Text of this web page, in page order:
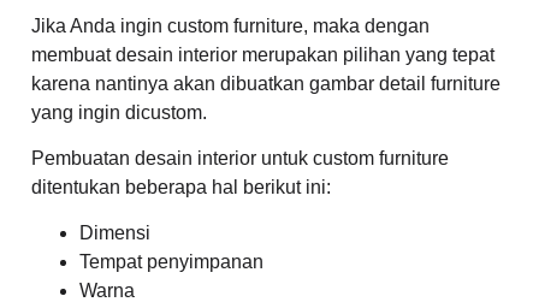
Jika Anda ingin custom furniture, maka dengan
membuat desain interior merupakan pilihan yang tepat
karena nantinya akan dibuatkan gambar detail furniture
yang ingin dicustom.
Pembuatan desain interior untuk custom furniture
ditentukan beberapa hal berikut ini:
Dimensi
Tempat penyimpanan
Warna